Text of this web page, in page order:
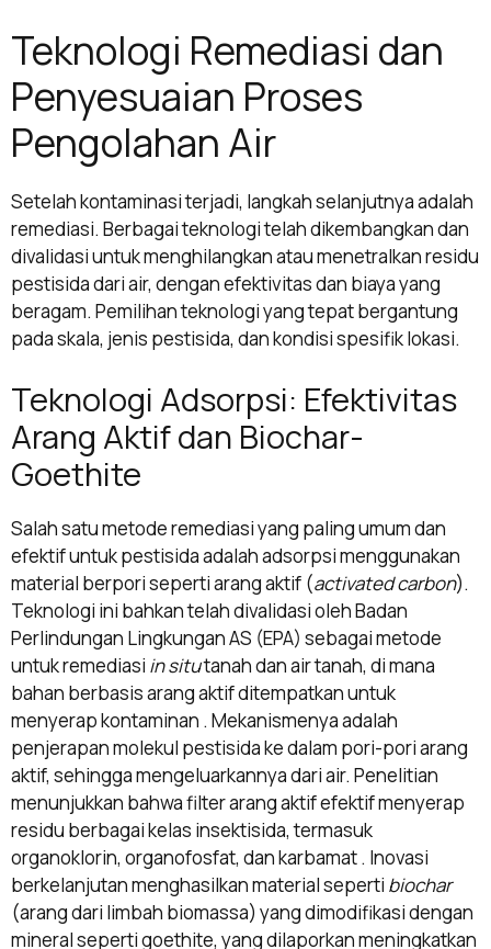
Teknologi Remediasi dan
Penyesuaian Proses
Pengolahan Air
Setelah kontaminasi terjadi, langkah selanjutnya adalah
remediasi. Berbagai teknologi telah dikembangkan dan
divalidasi untuk menghilangkan atau menetralkan residu
pestisida dari air, dengan efektivitas dan biaya yang
beragam. Pemilihan teknologi yang tepat bergantung
pada skala, jenis pestisida, dan kondisi spesifik lokasi.
Teknologi Adsorpsi: Efektivitas
Arang Aktif dan Biochar-
Goethite
Salah satu metode remediasi yang paling umum dan
efektif untuk pestisida adalah adsorpsi menggunakan
material berpori seperti arang aktif (activated carbon).
Teknologi ini bahkan telah divalidasi oleh Badan
Perlindungan Lingkungan AS (EPA) sebagai metode
untuk remediasi in situtanah dan air tanah, di mana
bahan berbasis arang aktif ditempatkan untuk
menyerap kontaminan . Mekanismenya adalah
penjerapan molekul pestisida ke dalam pori-pori arang
aktif, sehingga mengeluarkannya dari air. Penelitian
menunjukkan bahwa filter arang aktif efektif menyerap
residu berbagai kelas insektisida, termasuk
organoklorin, organofosfat, dan karbamat . Inovasi
berkelanjutan menghasilkan material seperti biochar
(arang dari limbah biomassa) yang dimodifikasi dengan
mineral seperti goethite, yang dilaporkan meningkatkan